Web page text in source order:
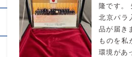
隆です。
北京パラ
品が届き
ものを私
環境があ